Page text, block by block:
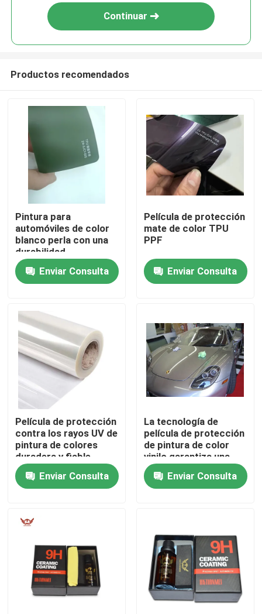
Inicio
Productos
Videos
Sobre nosotros
Visita a la fábrica
Control de Calidad
Todos los casos
Continuar
Productos recomendados
Pintura para
automóviles de color
blanco perla con una
durabilidad
excepcional
Enviar Consulta
Película de protección
mate de color TPU
PPF
Enviar Consulta
Película de protección
contra los rayos UV de
pintura de colores
duradera y fiable
Enviar Consulta
La tecnología de
película de protección
de pintura de color
vinilo garantiza una
resistencia a los
arañazos de 0,2 mm
Enviar Consulta